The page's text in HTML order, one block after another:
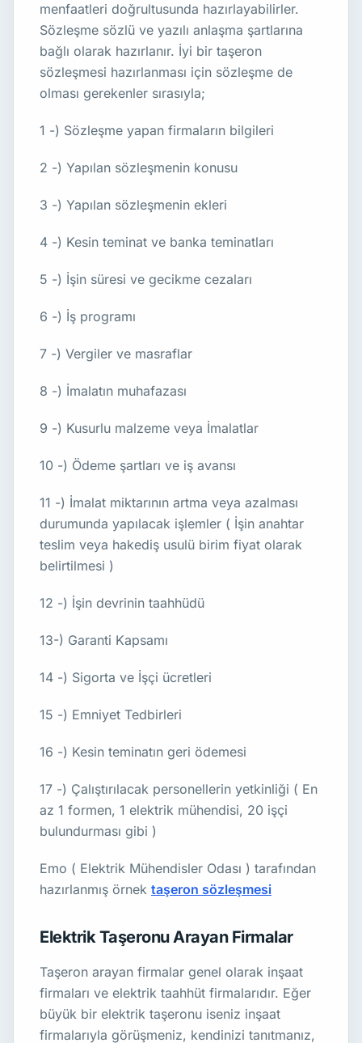
menfaatleri doğrultusunda hazırlayabilirler.
Sözleşme sözlü ve yazılı anlaşma şartlarına
bağlı olarak hazırlanır. İyi bir taşeron
sözleşmesi hazırlanması için sözleşme de
olması gerekenler sırasıyla;
1 -) Sözleşme yapan firmaların bilgileri
2 -) Yapılan sözleşmenin konusu
3 -) Yapılan sözleşmenin ekleri
4 -) Kesin teminat ve banka teminatları
5 -) İşin süresi ve gecikme cezaları
6 -) İş programı
7 -) Vergiler ve masraflar
8 -) İmalatın muhafazası
9 -) Kusurlu malzeme veya İmalatlar
10 -) Ödeme şartları ve iş avansı
11 -) İmalat miktarının artma veya azalması
durumunda yapılacak işlemler ( İşin anahtar
teslim veya hakediş usulü birim fiyat olarak
belirtilmesi )
12 -) İşin devrinin taahhüdü
13-) Garanti Kapsamı
14 -) Sigorta ve İşçi ücretleri
15 -) Emniyet Tedbirleri
16 -) Kesin teminatın geri ödemesi
17 -) Çalıştırılacak personellerin yetkinliği ( En
az 1 formen, 1 elektrik mühendisi, 20 işçi
bulundurması gibi )
Emo ( Elektrik Mühendisler Odası ) tarafından
hazırlanmış örnek taşeron sözleşmesi
Elektrik Taşeronu Arayan Firmalar
Taşeron arayan firmalar genel olarak inşaat
firmaları ve elektrik taahhüt firmalarıdır. Eğer
büyük bir elektrik taşeronu iseniz inşaat
firmalarıyla görüşmeniz, kendinizi tanıtmanız,